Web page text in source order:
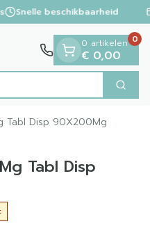
Snelle beschikbaarheid
Zoek
0 artikelen
€ 0,00
0
Tabl Disp 90X200Mg
Tabl Disp